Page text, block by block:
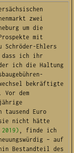
zwei
um die
mit
Schröder-Ehlers
dass ich ihr
ich die Haltung
bekräftigte
dem
tausend Euro
sie nicht hätte
, finde ich
– auf
Bestandteil des